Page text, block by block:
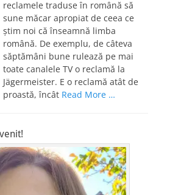
reclamele traduse în română să
sune măcar apropiat de ceea ce
ştim noi că înseamnă limba
română. De exemplu, de câteva
săptămâni bune rulează pe mai
toate canalele TV o reclamă la
Jägermeister. E o reclamă atât de
proastă, încât Read More …